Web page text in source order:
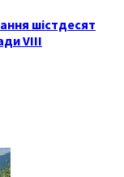
шістдесят
VIII